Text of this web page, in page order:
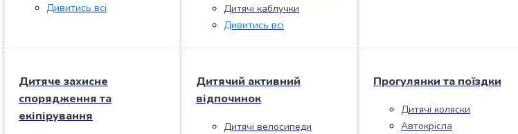
Дивитись всі
Дитячі каблучки
Дивитись всі
Дитяче захисне
спорядження та
екіпірування
Дитячий активний
відпочинок
Дитячі велосипеди
Прогулянки та поїздки
Дитячі коляски
Автокрісла